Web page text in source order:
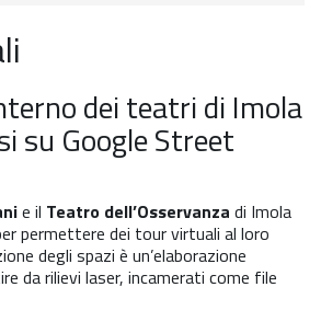
dei teatri di Imola
su Google Street
e il Teatro dell’Osservanza di Imola
permettere dei tour virtuali al loro
degli spazi è un’elaborazione
da rilievi laser, incamerati come file